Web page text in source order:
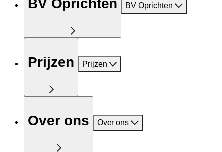
BV Oprichten BV Oprichten
Prijzen Prijzen
Over ons Over ons